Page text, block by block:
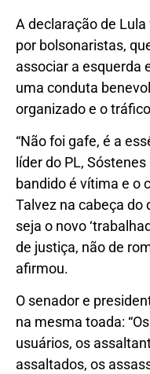
A declaração de
por bolsonaristas,
associar a esquerda
uma conduta
organizado e o
“Não foi gafe, é a
líder do PL,
bandido é vítima e o
Talvez na cabeça do
seja o novo
de justiça, não de
afirmou.
O senador e
na mesma toada:
usuários, os
assaltados, os